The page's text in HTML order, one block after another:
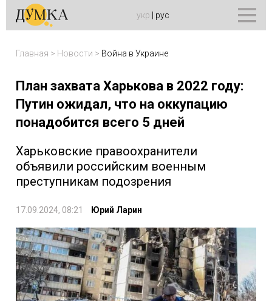
укр рус
Главная > Новости > Война в Украине
План захвата Харькова в 2022 году:
Путин ожидал, что на оккупацию
понадобится всего 5 дней
Харьковские правоохранители
объявили российским военным
преступникам подозрения
17.09.2024, 08:21 Юрий Ларин